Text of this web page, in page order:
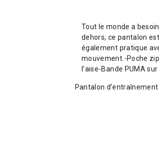
Tout le monde a
dehors, ce pantalon
également pratique
mouvement.-Poche
l’aise-Bande PUMA
Pantalon